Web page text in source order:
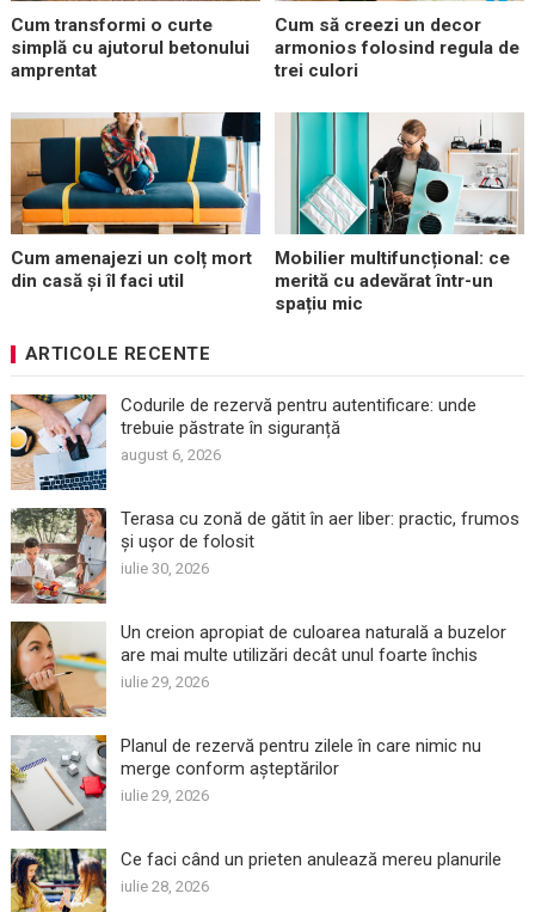
Cum transformi o curte
simplă cu ajutorul betonului
amprentat
Cum să creezi un decor
armonios folosind regula de
trei culori
Cum amenajezi un colț mort
din casă și îl faci util
Mobilier multifuncțional: ce
merită cu adevărat într-un
spațiu mic
ARTICOLE RECENTE
Codurile de rezervă pentru autentificare: unde
trebuie păstrate în siguranță
august 6, 2026
Terasa cu zonă de gătit în aer liber: practic, frumos
și ușor de folosit
iulie 30, 2026
Un creion apropiat de culoarea naturală a buzelor
are mai multe utilizări decât unul foarte închis
iulie 29, 2026
Planul de rezervă pentru zilele în care nimic nu
merge conform așteptărilor
iulie 29, 2026
Ce faci când un prieten anulează mereu planurile
iulie 28, 2026